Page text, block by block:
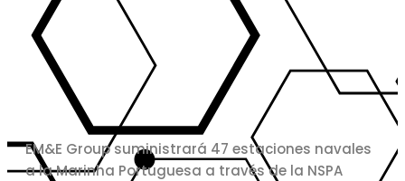
EM&E Group suministrará 47 estaciones navales
a la Marinha Portuguesa a través de la NSPA